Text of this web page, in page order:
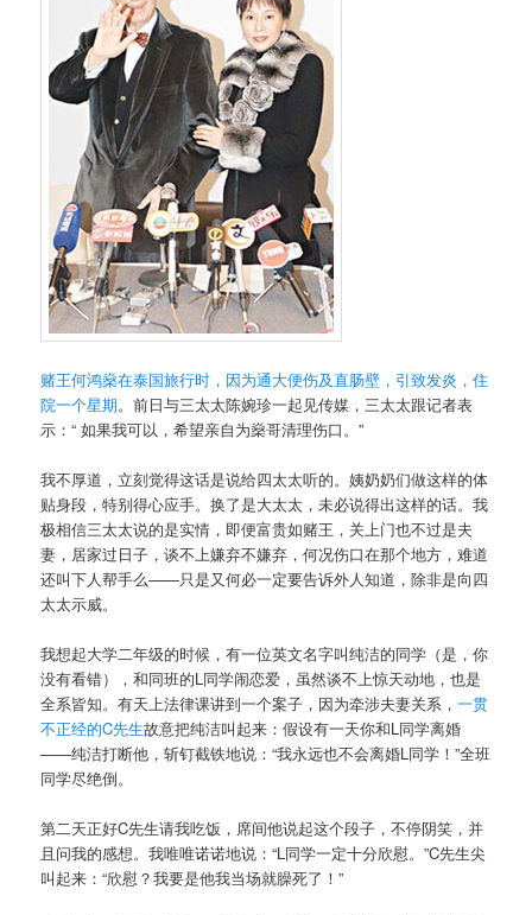
赌王何鸿燊在泰国旅行时，因为通大便伤及直肠壁，引致发炎，住
院一个星期。前日与三太太陈婉珍一起见传媒，三太太跟记者表
示：“ 如果我可以，希望亲自为燊哥清理伤口。”
我不厚道，立刻觉得这话是说给四太太听的。姨奶奶们做这样的体
贴身段，特别得心应手。换了是大太太，未必说得出这样的话。我
极相信三太太说的是实情，即便富贵如赌王，关上门也不过是夫
妻，居家过日子，谈不上嫌弃不嫌弃，何况伤口在那个地方，难道
还叫下人帮手么——只是又何必一定要告诉外人知道，除非是向四
太太示威。
我想起大学二年级的时候，有一位英文名字叫纯洁的同学（是，你
没有看错），和同班的L同学闹恋爱，虽然谈不上惊天动地，也是
全系皆知。有天上法律课讲到一个案子，因为牵涉夫妻关系，一贯
不正经的C先生故意把纯洁叫起来：假设有一天你和L同学离婚
——纯洁打断他，斩钉截铁地说：“我永远也不会离婚L同学！”全班
同学尽绝倒。
第二天正好C先生请我吃饭，席间他说起这个段子，不停阴笑，并
且问我的感想。我唯唯诺诺地说：“L同学一定十分欣慰。”C先生尖
叫起来：“欣慰？我要是他我当场就臊死了！”